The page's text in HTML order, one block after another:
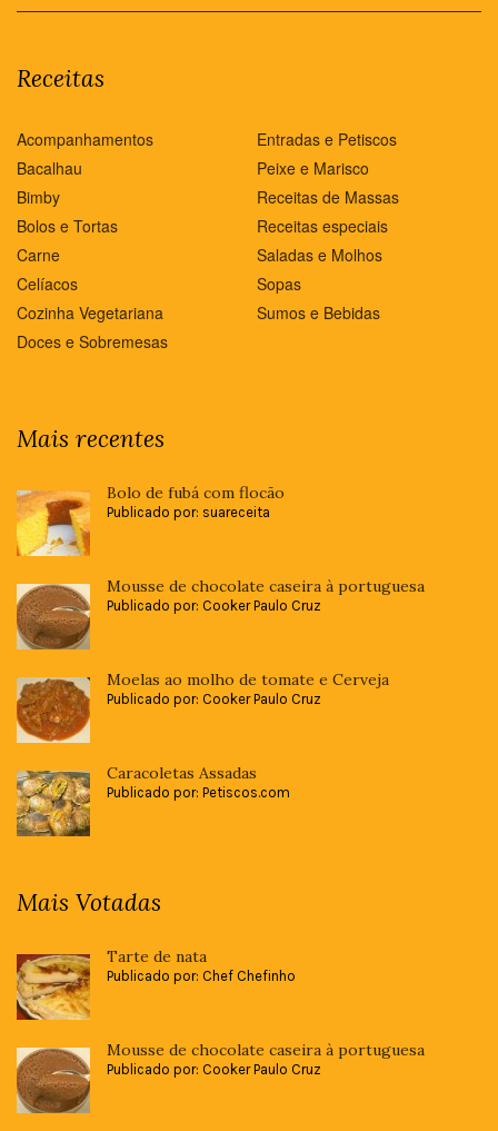
Receitas
Acompanhamentos
Bacalhau
Bimby
Bolos e Tortas
Carne
Celíacos
Cozinha Vegetariana
Doces e Sobremesas
Entradas e Petiscos
Peixe e Marisco
Receitas de Massas
Receitas especiais
Saladas e Molhos
Sopas
Sumos e Bebidas
Mais recentes
Bolo de fubá com flocão
Publicado por: suareceita
Mousse de chocolate caseira à portuguesa
Publicado por: Cooker Paulo Cruz
Moelas ao molho de tomate e Cerveja
Publicado por: Cooker Paulo Cruz
Caracoletas Assadas
Publicado por: Petiscos.com
Mais Votadas
Tarte de nata
Publicado por: Chef Chefinho
Mousse de chocolate caseira à portuguesa
Publicado por: Cooker Paulo Cruz